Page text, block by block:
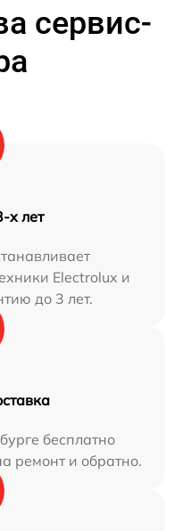
сервис-
х лет
Electrolux и
до 3 лет.
бесплатно
ремонт и обратно.